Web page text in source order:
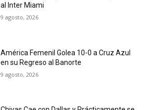
al Inter Miami
9 agosto, 2026
América Femenil Golea 10-0 a Cruz Azul
en su Regreso al Banorte
9 agosto, 2026